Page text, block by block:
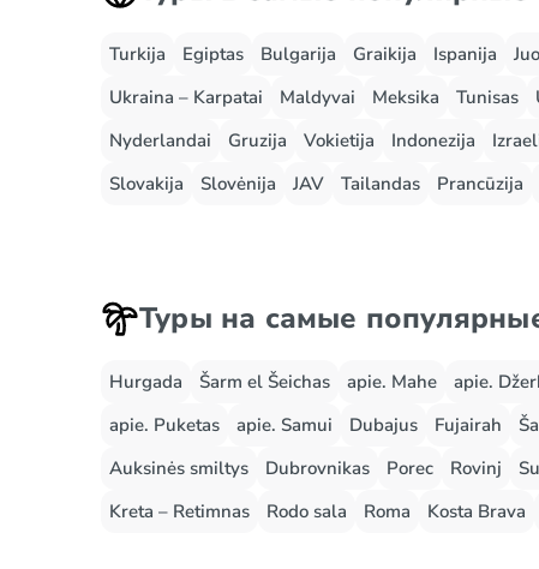
Turkija Egiptas Bulgarija Graikija Ispanija
Ukraina – Karpatai
Maldyvai Meksika Tunisas
Nyderlandai
Gruzija Vokietija Indonezija
Slovakija
Slovėnija JAV Tailandas Prancūzija
Туры на самые
Hurgada Šarm el Šeichas apie. Mahe apie.
apie. Puketas
apie. Samui Dubajus Fujairah
Auksinės smiltys
Dubrovnikas Porec Rovinj
Kreta – Retimnas
Rodo sala Roma Kosta Brava